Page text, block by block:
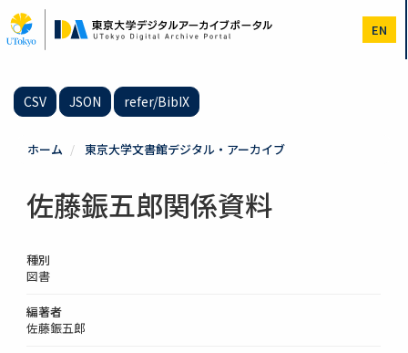
イ
ン
EN
CSV JSON refer/BibIX
ホーム 東京大学文書館デジタル・アーカイブ
佐藤鋠五郎関係資料
種別
図書
編著者
佐藤鋠五郎